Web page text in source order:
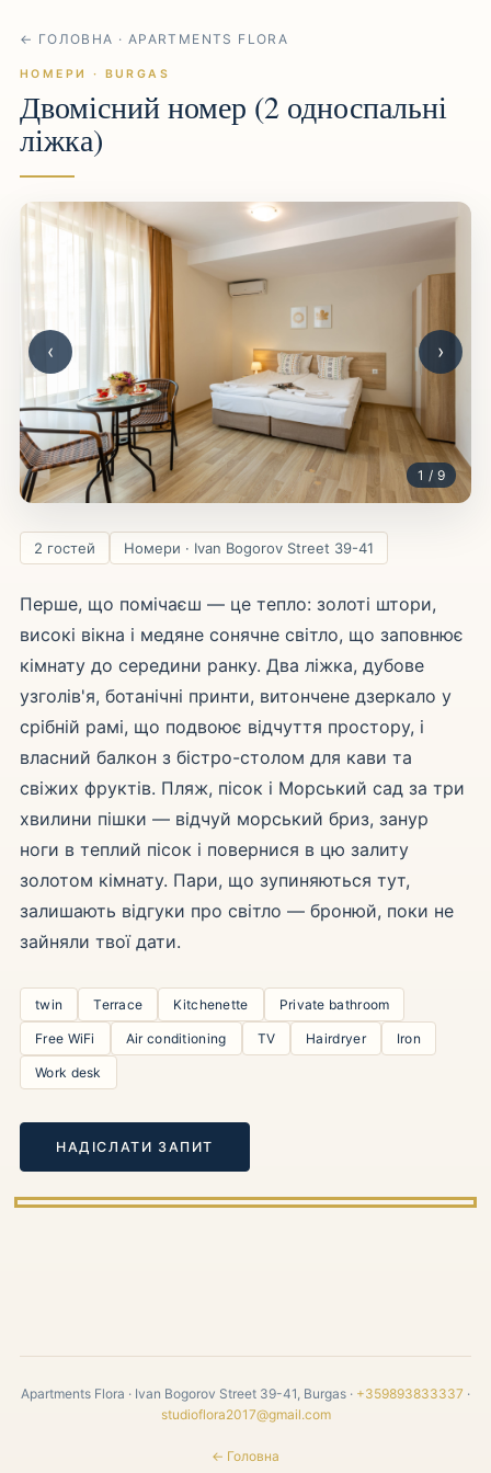
← ГОЛОВНА · APARTMENTS FLORA
НОМЕРИ · BURGAS
Двомісний номер (2 односпальні
ліжка)
‹ ›
1 / 9
2 гостей Номери · Ivan Bogorov Street 39-41
Перше, що помічаєш — це тепло: золоті штори,
високі вікна і медяне сонячне світло, що заповнює
кімнату до середини ранку. Два ліжка, дубове
узголів'я, ботанічні принти, витончене дзеркало у
срібній рамі, що подвоює відчуття простору, і
власний балкон з бістро-столом для кави та
свіжих фруктів. Пляж, пісок і Морський сад за три
хвилини пішки — відчуй морський бриз, занур
ноги в теплий пісок і повернися в цю залиту
золотом кімнату. Пари, що зупиняються тут,
залишають відгуки про світло — бронюй, поки не
зайняли твої дати.
twin Terrace Kitchenette Private bathroom
Free WiFi Air conditioning TV Hairdryer Iron
Work desk
НАДІСЛАТИ ЗАПИТ
Apartments Flora · Ivan Bogorov Street 39-41, Burgas · +359893833337 ·
studioflora2017@gmail.com
← Головна